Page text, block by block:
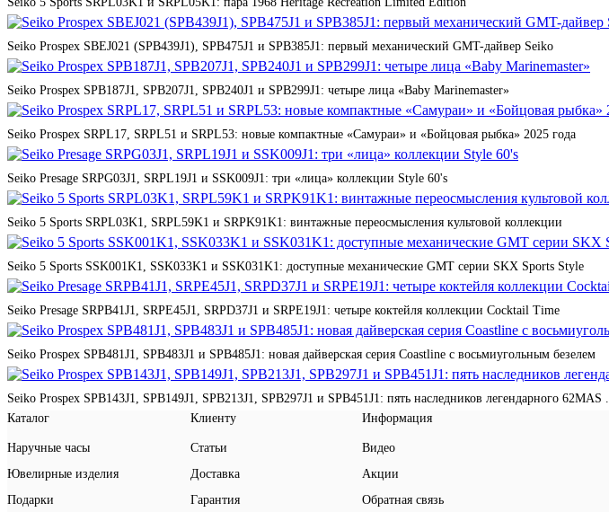
Seiko Prospex SBEJ021 (SPB439J1), SPB475J1 и SPB385J1: первый механический GMT-дайвер Seiko
Seiko Prospex SPB187J1, SPB207J1, SPB240J1 и SPB299J1: четыре лица «Baby Marinemaster»
Seiko Prospex SRPL17, SRPL51 и SRPL53: новые компактные «Самураи» и «Бойцовая рыбка» 2025 года
Seiko Presage SRPG03J1, SRPL19J1 и SSK009J1: три «лица» коллекции Style 60's
Seiko 5 Sports SRPL03K1, SRPL59K1 и SRPK91K1: винтажные переосмысления культовой коллекции
Seiko 5 Sports SSK001K1, SSK033K1 и SSK031K1: доступные механические GMT серии SKX Sports Style
Seiko Presage SRPB41J1, SRPE45J1, SRPD37J1 и SRPE19J1: четыре коктейля коллекции Cocktail Time
Seiko Prospex SPB481J1, SPB483J1 и SPB485J1: новая дайверская серия Coastline с восьмиугольным безелем
Seiko Prospex SPB143J1, SPB149J1, SPB213J1, SPB297J1 и SPB451J1: пять наследников легендарного 62MAS .
Каталог
Наручные часы
Ювелирные изделия
Подарки
Клиенту
Статьи
Доставка
Гарантия
Информация
Видео
Акции
Обратная связь